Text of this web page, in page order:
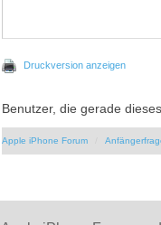
Druckversion anzeigen
Benutzer, die gerade
Apple iPhone Forum